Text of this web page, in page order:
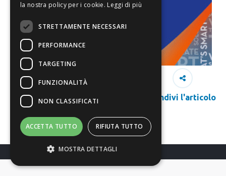
Condivi l'articolo
la nostra policy per i cookie. Leggi di più
STRETTAMENTE NECESSARI
PERFORMANCE
TARGETING
FUNZIONALITÀ
NON CLASSIFICATI
ACCETTA TUTTO RIFIUTA TUTTO
MOSTRA DETTAGLI